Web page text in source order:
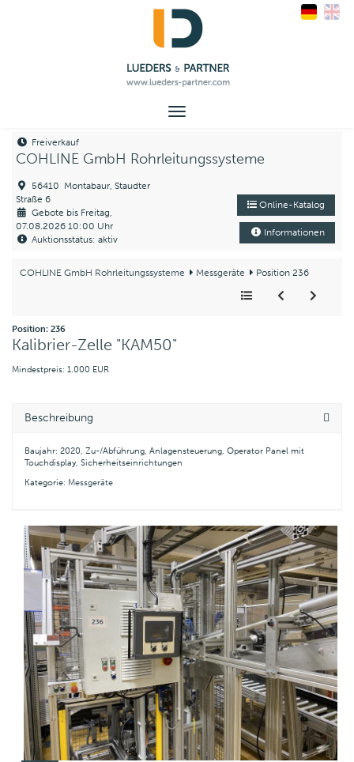
Toggle
Freiverkauf
COHLINE GmbH Rohrleitungssysteme
56410 Montabaur, Staudter
Straße 6
Gebote bis Freitag,
07.08.2026 10:00 Uhr
Auktionsstatus: aktiv
Online-Katalog
Informationen
COHLINE GmbH Rohrleitungssysteme Messgeräte Position 236
Position: 236
Kalibrier-Zelle "KAM50"
Mindestpreis: 1.000 EUR
Beschreibung
Baujahr: 2020, Zu-/Abführung, Anlagensteuerung, Operator Panel mit
Touchdisplay, Sicherheitseinrichtungen
Kategorie: Messgeräte